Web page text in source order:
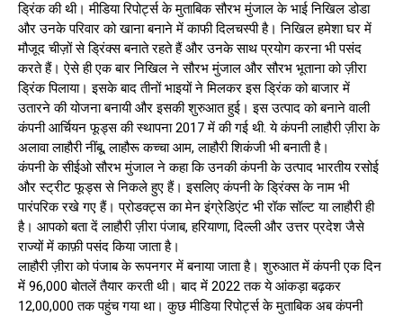
ड्रिंक की थी। मीडिया रिपोर्ट्स के मुताबिक सौरभ मुंजाल के भाई निखिल डोडा
और उनके परिवार को खाना बनाने में काफी दिलचस्पी है। निखिल हमेशा घर में
मौजूद चीज़ों से ड्रिंक्स बनाते रहते हैं और उनके साथ प्रयोग करना भी पसंद
करते हैं। ऐसे ही एक बार निखिल ने सौरभ मुंजाल और सौरभ भूताना को ज़ीरा
ड्रिंक पिलाया। इसके बाद तीनों भाइयों ने मिलकर इस ड्रिंक को बाजार में
उतारने की योजना बनायी और इसकी शुरुआत हुई। इस उत्पाद को बनाने वाली
कंपनी आर्चियन फूड्स की स्थापना 2017 में की गई थी. ये कंपनी लाहौरी ज़ीरा के
अलावा लाहौरी नींबू, लाहौरू कच्चा आम, लाहौरी शिकंजी भी बनाती है।
कंपनी के सीईओ सौरभ मुंजाल ने कहा कि उनकी कंपनी के उत्पाद भारतीय रसोई
और स्ट्रीट फूड्स से निकले हुए हैं। इसलिए कंपनी के ड्रिंक्स के नाम भी
पारंपरिक रखे गए हैं। प्रोडक्ट्स का मेन इंग्रेडिएंट भी रॉक सॉल्ट या लाहौरी ही
है। आपको बता दें लाहौरी ज़ीरा पंजाब, हरियाणा, दिल्ली और उत्तर प्रदेश जैसे
राज्यों में काफ़ी पसंद किया जाता है।
लाहौरी ज़ीरा को पंजाब के रूपनगर में बनाया जाता है। शुरुआत में कंपनी एक दिन
में 96,000 बोतलें तैयार करती थी। बाद में 2022 तक ये आंकड़ा बढ़कर
12,00,000 तक पहुंच गया था। कुछ मीडिया रिपोर्ट्स के मुताबिक अब कंपनी